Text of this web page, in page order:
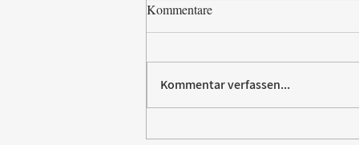
Paw Patrol erobert die
Kommentare
Kommentar verfassen...